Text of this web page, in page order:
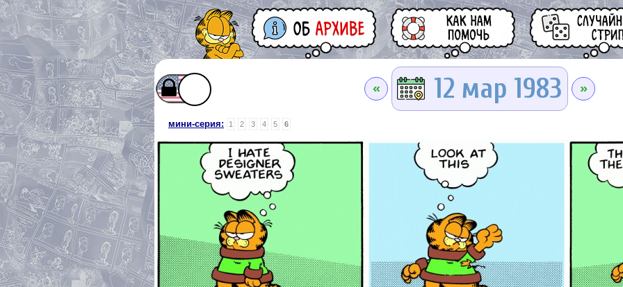
« 12 мар 1983 »
мини-серия: 1 2 3 4 5 6